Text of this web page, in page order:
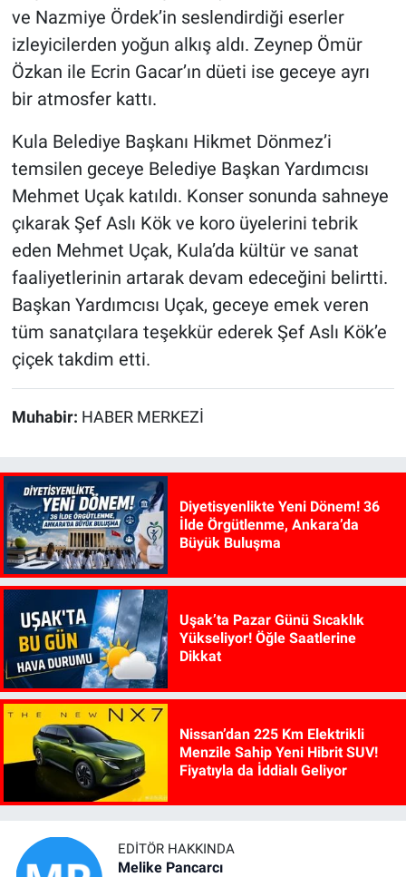
ve Nazmiye Ördek’in seslendirdiği eserler
izleyicilerden yoğun alkış aldı. Zeynep Ömür
Özkan ile Ecrin Gacar’ın düeti ise geceye ayrı
bir atmosfer kattı.
Kula Belediye Başkanı Hikmet Dönmez’i
temsilen geceye Belediye Başkan Yardımcısı
Mehmet Uçak katıldı. Konser sonunda sahneye
çıkarak Şef Aslı Kök ve koro üyelerini tebrik
eden Mehmet Uçak, Kula’da kültür ve sanat
faaliyetlerinin artarak devam edeceğini belirtti.
Başkan Yardımcısı Uçak, geceye emek veren
tüm sanatçılara teşekkür ederek Şef Aslı Kök’e
çiçek takdim etti.
Muhabir: HABER MERKEZİ
Diyetisyenlikte Yeni Dönem! 36
İlde Örgütlenme, Ankara’da
Büyük Buluşma
Uşak’ta Pazar Günü Sıcaklık
Yükseliyor! Öğle Saatlerine
Dikkat
Nissan’dan 225 Km Elektrikli
Menzile Sahip Yeni Hibrit SUV!
Fiyatıyla da İddialı Geliyor
EDITÖR HAKKINDA
Melike Pancarcı